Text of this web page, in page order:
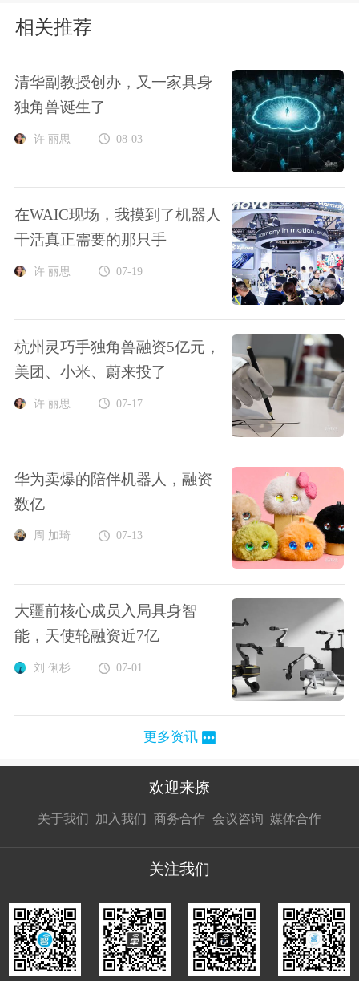
相关推荐
清华副教授创办，又一家具身
独角兽诞生了
许 丽思 08-03
在WAIC现场，我摸到了机器人
干活真正需要的那只手
许 丽思 07-19
杭州灵巧手独角兽融资5亿元，
美团、小米、蔚来投了
许 丽思 07-17
华为卖爆的陪伴机器人，融资
数亿
周 加琦 07-13
大疆前核心成员入局具身智
能，天使轮融资近7亿
刘 俐杉 07-01
更多资讯
欢迎来撩
关于我们 加入我们
接扔简历
商务合作
接开聊
会议咨询 媒体合作
接开聊
关注我们